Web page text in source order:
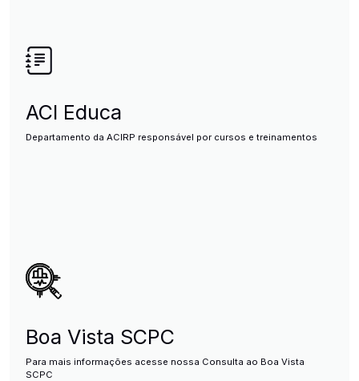
ACI Educa
Departamento da ACIRP responsável por cursos e treinamentos
Boa Vista SCPC
Para mais informações acesse nossa Consulta ao Boa Vista
SCPC